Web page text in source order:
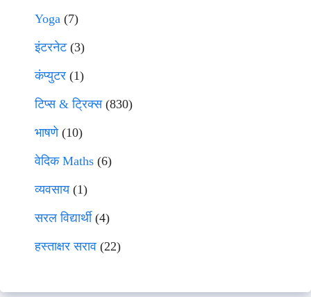
Yoga (7)
इंटरनेट(3)
कंप्युटर (1)
टिप्स & ट्रिक्स(830)
भाषणे(10)
वेदिक Maths (6)
व्यवसाय(1)
सरल विद्यार्थी(4)
हस्ताक्षर सराव (22)